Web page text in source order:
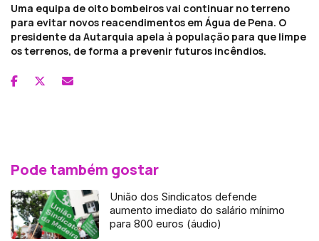
Uma equipa de oito bombeiros vai continuar no terreno
para evitar novos reacendimentos em Água de Pena. O
presidente da Autarquia apela à população para que limpe
os terrenos, de forma a prevenir futuros incêndios.
Pode também gostar
União dos Sindicatos defende
aumento imediato do salário mínimo
para 800 euros (áudio)